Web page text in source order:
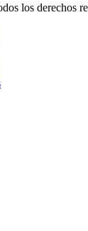
los derechos